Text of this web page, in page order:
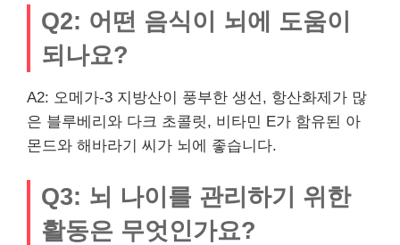
Q2: 어떤 음식이 뇌에 도움이
되나요?
A2: 오메가-3 지방산이 풍부한 생선, 항산화제가 많
은 블루베리와 다크 초콜릿, 비타민 E가 함유된 아
몬드와 해바라기 씨가 뇌에 좋습니다.
Q3: 뇌 나이를 관리하기 위한
활동은 무엇인가요?